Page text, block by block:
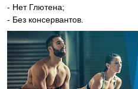
- Нет Глютена;
- Без консервантов.